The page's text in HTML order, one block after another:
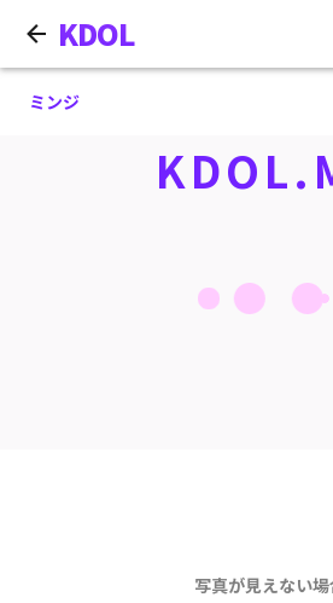
KDOL
ミンジ
写真が見えない場